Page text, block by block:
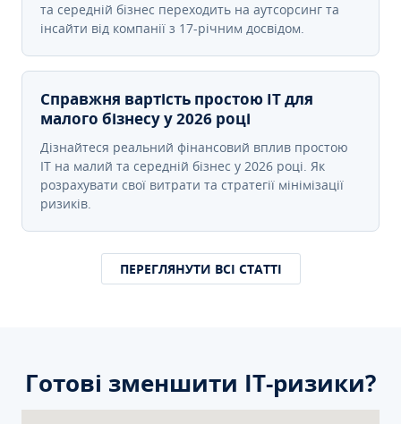
та середній бізнес переходить на аутсорсинг та
інсайти від компанії з 17-річним досвідом.
Справжня вартість простою IT для
малого бізнесу у 2026 році
Дізнайтеся реальний фінансовий вплив простою
IT на малий та середній бізнес у 2026 році. Як
розрахувати свої витрати та стратегії мінімізації
ризиків.
ПЕРЕГЛЯНУТИ ВСІ СТАТТІ
Готові зменшити ІТ-ризики?